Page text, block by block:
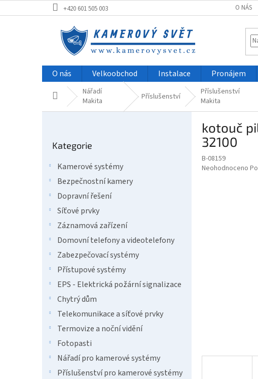
na
+420 601 505 003 O NÁS
O nás Velkoobchod Instalace Pronájem
Domů Nářadí
Makita
Příslušenství
Příslušenství
Makita
kategorie
Kategorie
Kamerové systémy
Bezpečnostní kamery
Dopravní řešení
Síťové prvky
Záznamová zařízení
Domovní telefony a videotelefony
Zabezpečovací systémy
Přístupové systémy
EPS - Elektrická požární signalizace
Chytrý dům
Telekomunikace a síťové prvky
Termovize a noční vidění
Fotopasti
Nářadí pro kamerové systémy
Příslušenství pro kamerové systémy
kotouč
32100
B-08159
Průměrné
Neohodnoceno